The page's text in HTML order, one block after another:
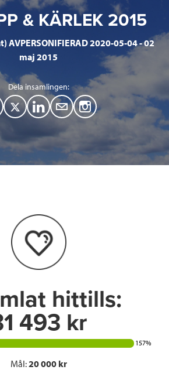
& KÄRLEK 2015
AVPERSONIFIERAD 2020-05-04 02
maj 2015
Dela insamlingen:
F
T
i
e
L
i
I
n
M
i
hittills:
493 kr
157%
Mål:20 000 kr